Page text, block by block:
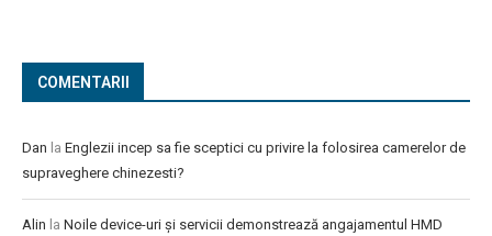
COMENTARII
Dan la Englezii incep sa fie sceptici cu privire la folosirea camerelor de
supraveghere chinezesti?
Alin la Noile device-uri și servicii demonstrează angajamentul HMD